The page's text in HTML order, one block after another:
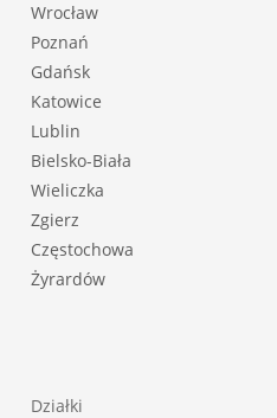
Wrocław
Poznań
Gdańsk
Katowice
Lublin
Bielsko-Biała
Wieliczka
Zgierz
Częstochowa
Żyrardów
Działki